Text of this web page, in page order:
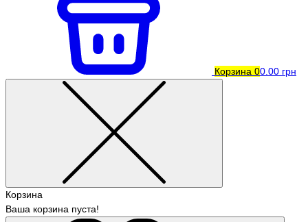
Корзина 00.00 грн
Корзина
Ваша корзина пуста!